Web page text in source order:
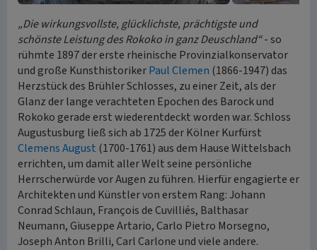
„Die wirkungsvollste, glücklichste, prächtigste und
schönste Leistung des Rokoko in ganz Deuschland“- so
rühmte 1897 der erste rheinische Provinzialkonservator
und große KunsthistorikerPaul Clemen (1866-1947) das
Herzstück des Brühler Schlosses, zu einer Zeit, als der
Glanz der lange verachteten Epochen des Barock und
Rokoko gerade erst wiederentdeckt worden war. Schloss
Augustusburg ließ sich ab 1725 der Kölner Kurfürst
Clemens August (1700-1761) aus dem Hause Wittelsbach
errichten, um damit aller Welt seine persönliche
Herrscherwürde vor Augen zu führen. Hierfür engagierte er
Architekten und Künstler von erstem Rang: Johann
Conrad Schlaun, François de Cuvilliés, Balthasar
Neumann, Giuseppe Artario, Carlo Pietro Morsegno,
Joseph Anton Brilli, Carl Carlone und viele andere.